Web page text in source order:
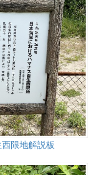
限地解説板